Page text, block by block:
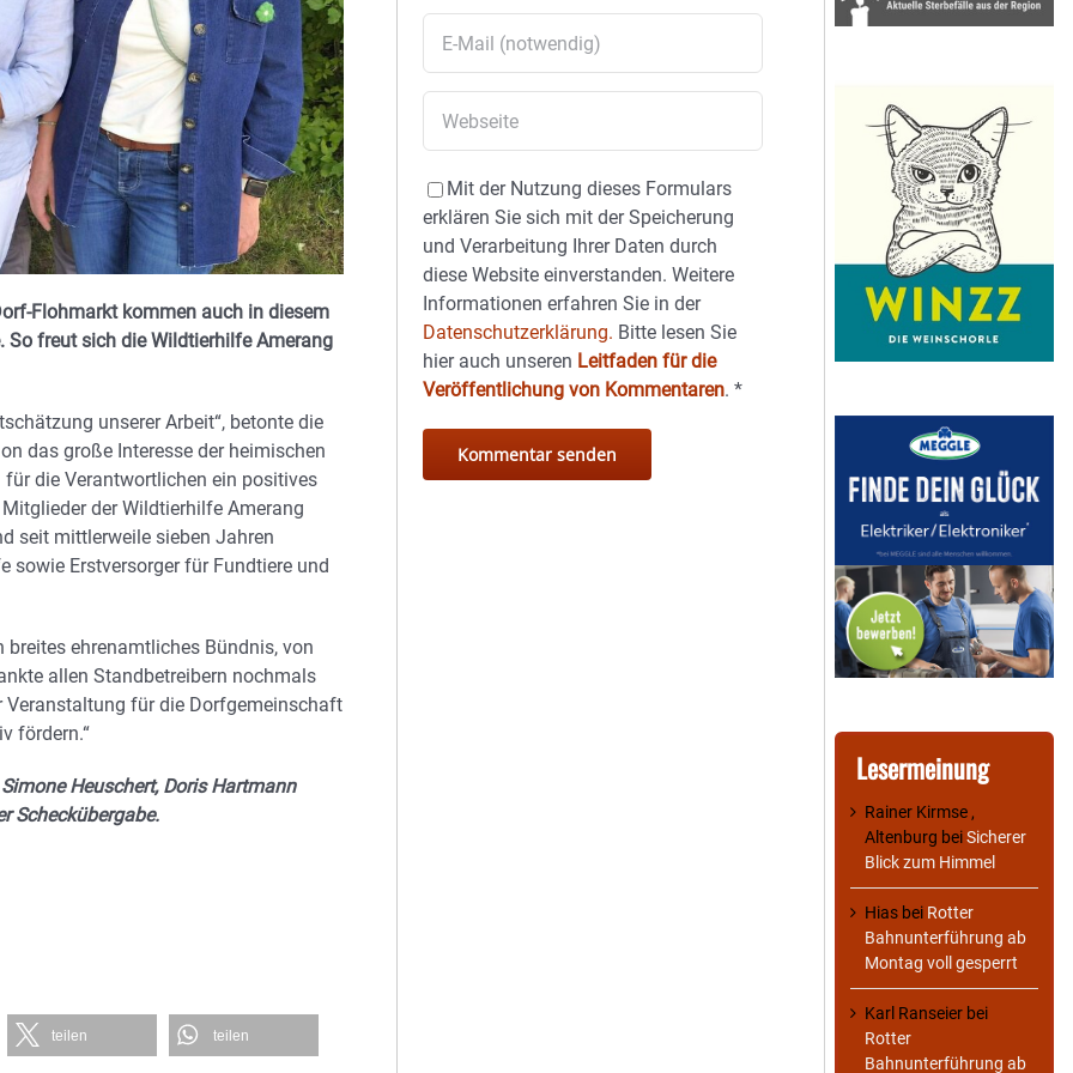
Flohmarkt kommen auch in diesem
freut sich die Wildtierhilfe Amerang
unserer Arbeit“, betonte die
das große Interesse der heimischen
die Verantwortlichen ein positives
der Wildtierhilfe Amerang
seit mittlerweile sieben Jahren
sowie Erstversorger für Fundtiere und
ehrenamtliches Bündnis, von
allen Standbetreibern nochmals
Veranstaltung für die Dorfgemeinschaft
fördern.“
Heuschert, Doris Hartmann
Scheckübergabe.
teilen teilen
Mit der Nutzung dieses Formulars
erklären Sie sich mit der Speicherung
und Verarbeitung Ihrer Daten durch
diese Website einverstanden. Weitere
Informationen erfahren Sie in der
Datenschutzerklärung. Bitte lesen Sie
hier auch unseren Leitfaden für die
Veröffentlichung von Kommentaren.*
Lesermeinung
Rainer Kirmse ,
Altenburg beiSicherer
Blick zum Himmel
Hias bei Rotter
Bahnunterführung ab
Montag voll gesperrt
Karl Ranseier bei
Rotter
Bahnunterführung ab